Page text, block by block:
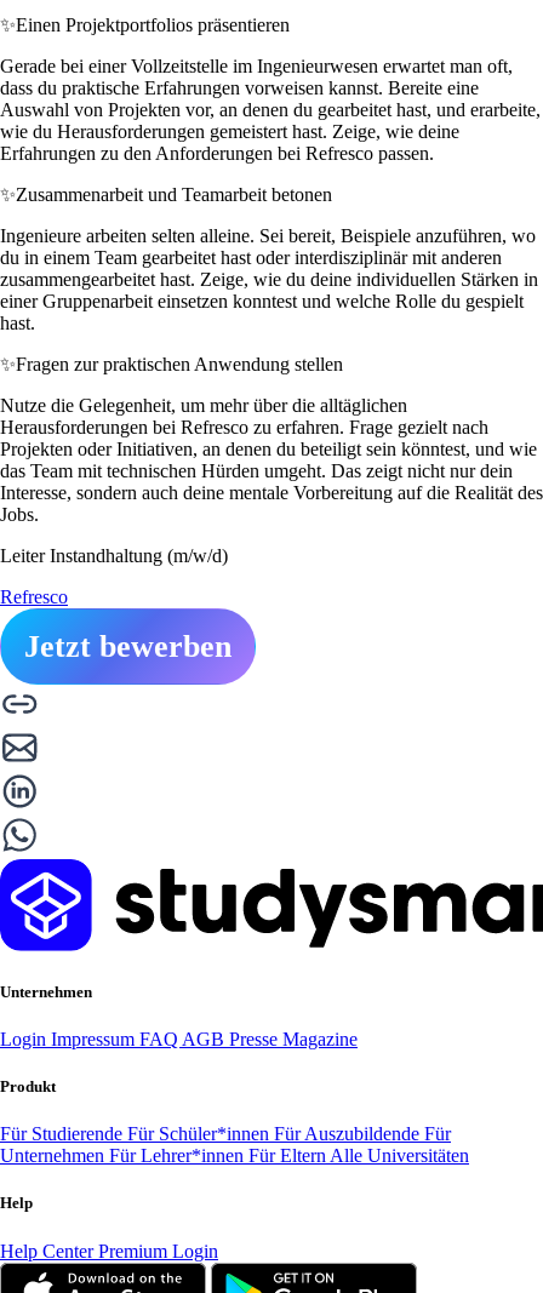
✨Einen Projektportfolios präsentieren
Gerade bei einer Vollzeitstelle im Ingenieurwesen erwartet man oft,
dass du praktische Erfahrungen vorweisen kannst. Bereite eine
Auswahl von Projekten vor, an denen du gearbeitet hast, und erarbeite,
wie du Herausforderungen gemeistert hast. Zeige, wie deine
Erfahrungen zu den Anforderungen bei Refresco passen.
✨Zusammenarbeit und Teamarbeit betonen
Ingenieure arbeiten selten alleine. Sei bereit, Beispiele anzuführen, wo
du in einem Team gearbeitet hast oder interdisziplinär mit anderen
zusammengearbeitet hast. Zeige, wie du deine individuellen Stärken in
einer Gruppenarbeit einsetzen konntest und welche Rolle du gespielt
hast.
✨Fragen zur praktischen Anwendung stellen
Nutze die Gelegenheit, um mehr über die alltäglichen
Herausforderungen bei Refresco zu erfahren. Frage gezielt nach
Projekten oder Initiativen, an denen du beteiligt sein könntest, und wie
das Team mit technischen Hürden umgeht. Das zeigt nicht nur dein
Interesse, sondern auch deine mentale Vorbereitung auf die Realität des
Jobs.
Leiter Instandhaltung (m/w/d)
Refresco
Jetzt bewerben
Unternehmen
Login Impressum FAQ AGB Presse Magazine
Produkt
Für Studierende Für Schüler*innen Für Auszubildende Für
Unternehmen Für Lehrer*innen Für Eltern Alle Universitäten
Help
Help CenterPremium Login